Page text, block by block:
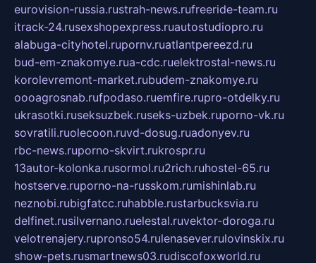
eurovision-russia.rustrah-news.rufreeride-team.ru
itrack-24.rusexshopexpress.ruautostudiopro.ru
alabuga-cityhotel.rupornv.ruatlantpereezd.ru
bud-em-znakomye.rua-cdc.ruelektrostal-news.ru
korolevremont-market.rubudem-znakomye.ru
oooagrosnab.rufpodaso.ruemfire.rupro-otdelky.ru
ukrasotki.ruseksuzbek.ruseks-uzbek.ruporno-vk.ru
sovratili.ruolecoon.ruvd-dosug.ruadonyev.ru
rbc-news.ruporno-skvirt.rukrospr.ru
13autor-kolonka.rusormol.ru2rich.ruhostel-65.ru
hostserve.ruporno-na-russkom.rumishinlab.ru
neznobi.rubigfatcc.ruhabble.rustarbucksvia.ru
delfinet.rusilvernano.ruelestal.ruvektor-doroga.ru
velotrenajery.rupronso54.rulenasever.rulovinskix.ru
show-pets.rusmartnews03.rudiscofoxworld.ru